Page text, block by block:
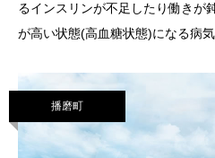
るインスリンが不足したり働きが
が高い状態(高血糖状態)になる病
合併症として、糖尿病腎症、糖尿
播磨町